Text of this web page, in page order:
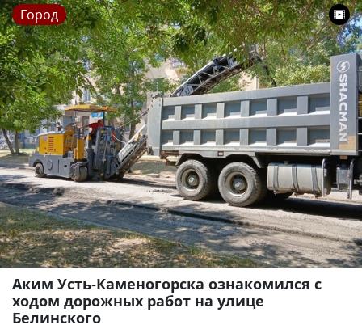
Город
Аким Усть-Каменогорска ознакомился с
ходом дорожных работ на улице
Белинского